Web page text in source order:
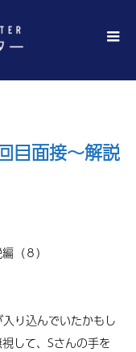
目面接～解説
（８）
り込んでいたかもし
して、Sさんの手を